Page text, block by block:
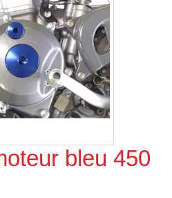
l'image bleu 450